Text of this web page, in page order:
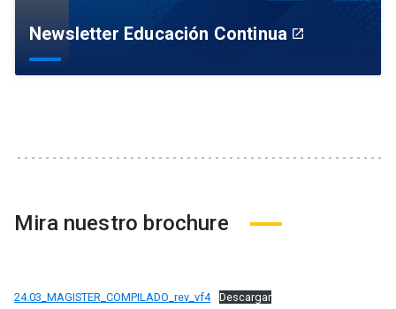
Newsletter Educación Continua launch
Mira nuestro brochure
24.03_MAGISTER_COMPILADO_rev_vf4 Descargar